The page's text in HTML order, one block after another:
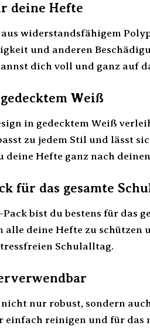
deine Hefte
widerstandsfähigem
und anderen
dich voll und ganz auf
Weiß
in gedecktem Weiß
zu jedem Stil und lässt
deine Hefte ganz nach
für das gesamte
bist du bestens für das
alle deine Hefte zu schützen
Schulalltag.
nur robust, sondern
einfach reinigen und für